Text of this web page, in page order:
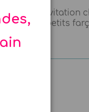
une invitation
aux petits